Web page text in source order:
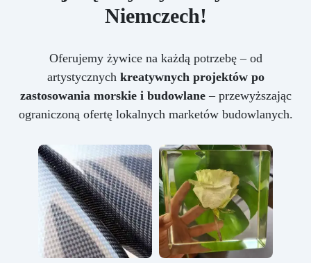
Niemczech!
Oferujemy żywice na każdą potrzebę – od
artystycznych kreatywnych projektów po
zastosowania morskie i budowlane– przewyższając
ograniczoną ofertę lokalnych marketów budowlanych.